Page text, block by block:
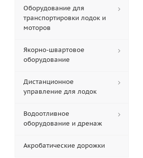
Оборудование для
транспортировки лодок и
моторов
Якорно-швартовое
оборудование
Дистанционное
управление для лодок
Водоотливное
оборудование и дренаж
Акробатические дорожки